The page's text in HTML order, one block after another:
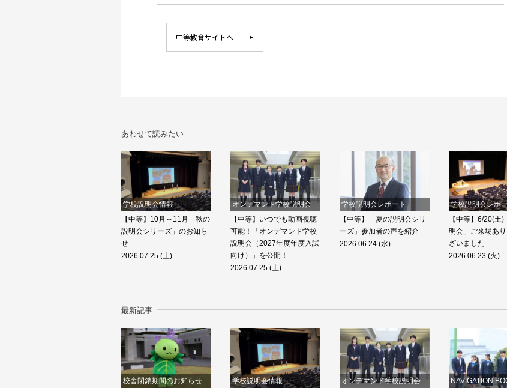
中等教育サイトへ
あわせて読みたい
学校説明会情報
【中等】10月～11月「秋の
説明会シリーズ」のお知ら
せ
2026.07.25 (土)
オンデマンド学校説明会
【中等】いつでも動画視聴
可能！「オンデマンド学校
説明会（2027年度年度入試
向け）」を公開！
2026.07.25 (土)
学校説明会レポート
【中等】「夏の説明会シリ
ーズ」参加者の声を紹介
2026.06.24 (水)
学校説明会レポ
【中等】6/20(土)
明会」ご来場あ
ざいました
2026.06.23 (火)
最新記事
校舎閉鎖期間のお知らせ
学校説明会情報
オンデマンド学校説明会
NAVIGATION